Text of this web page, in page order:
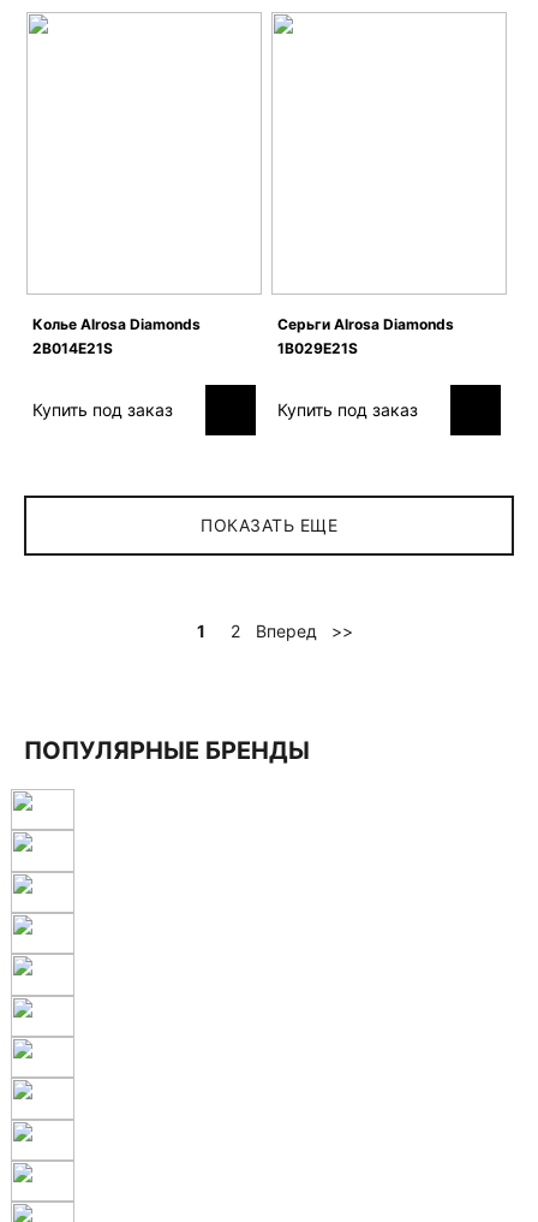
Колье Alrosa Diamonds
2B014E21S
Купить под заказ
Серьги Alrosa Diamonds
1B029E21S
Купить под заказ
ПОКАЗАТЬ ЕЩЕ
1 2 Вперед >>
ПОПУЛЯРНЫЕ БРЕНДЫ